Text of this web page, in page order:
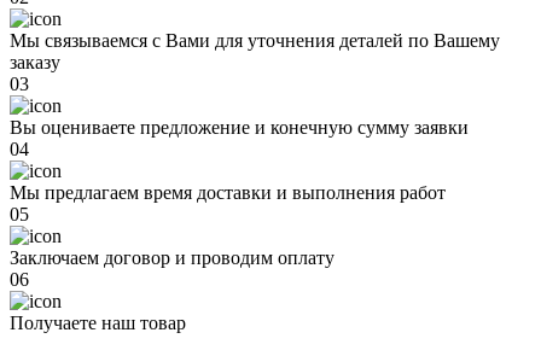
Мы связываемся с Вами для уточнения деталей по Вашему
заказу
03
Вы оцениваете предложение и конечную сумму заявки
04
Мы предлагаем время доставки и выполнения работ
05
Заключаем договор и проводим оплату
06
Получаете наш товар